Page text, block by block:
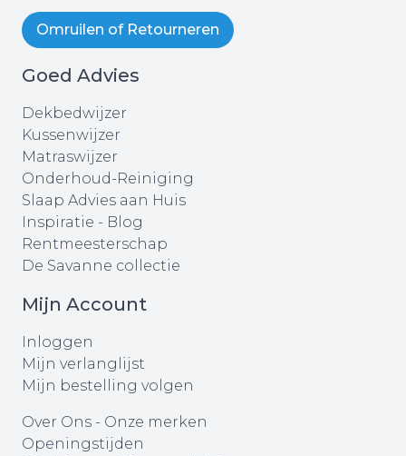
Omruilen of Retourneren
Goed Advies
Dekbedwijzer
Kussenwijzer
Matraswijzer
Onderhoud-Reiniging
Slaap Advies aan Huis
Inspiratie - Blog
Rentmeesterschap
De Savanne collectie
Mijn Account
Inloggen
Mijn verlanglijst
Mijn bestelling volgen
Over Ons - Onze merken
Openingstijden